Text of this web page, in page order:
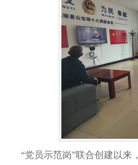
“党员示范岗”联合创建以